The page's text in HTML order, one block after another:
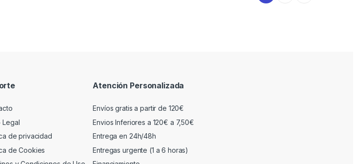
Legal
de privacidad
de Cookies
Atención Personalizada
Envíos gratis a partir de 120€
Envios Inferiores a 120€ a 7,50€
Entrega en 24h/48h
Entregas urgente (1 a 6 horas)